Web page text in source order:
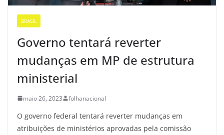
BRASIL
Governo tentará reverter
mudanças em MP de estrutura
ministerial
maio 26, 2023 folhanacional
O governo federal tentará reverter mudanças em
atribuições de ministérios aprovadas pela comissão